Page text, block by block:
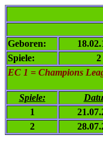
Geboren:
Spiele:
2
EC 1 = Champions
Spiele:
1
2